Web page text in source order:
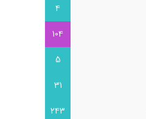
4
104
5
31
243